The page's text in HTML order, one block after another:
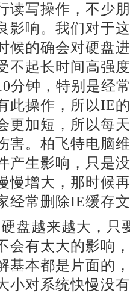
读写操作，不少
影响。我们对于
候的确会对硬盘
不起长时间高强
分钟，特别是经
此操作，所以IE
更加短，所以每
害。柏飞特电脑
产生影响，只是
慢增大，那时候
经常删除IE缓存
盘越来越大，只
会有太大的影响
基本都是片面的
小对系统快慢没